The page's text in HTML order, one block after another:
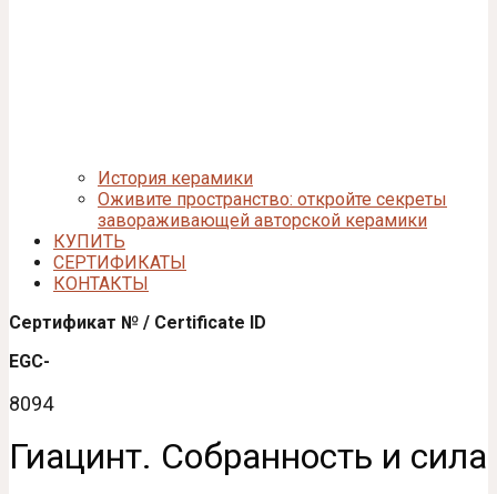
История керамики
Оживите пространство: откройте секреты
завораживающей авторской керамики
КУПИТЬ
СЕРТИФИКАТЫ
КОНТАКТЫ
Сертификат № / Certificate ID
EGC-
8094
Гиацинт. Собранность и сила